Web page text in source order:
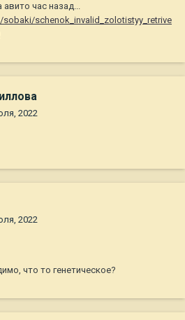
час назад...
schenok_invalid_zolotistyy_retrive
2022
2022
что то генетическое?